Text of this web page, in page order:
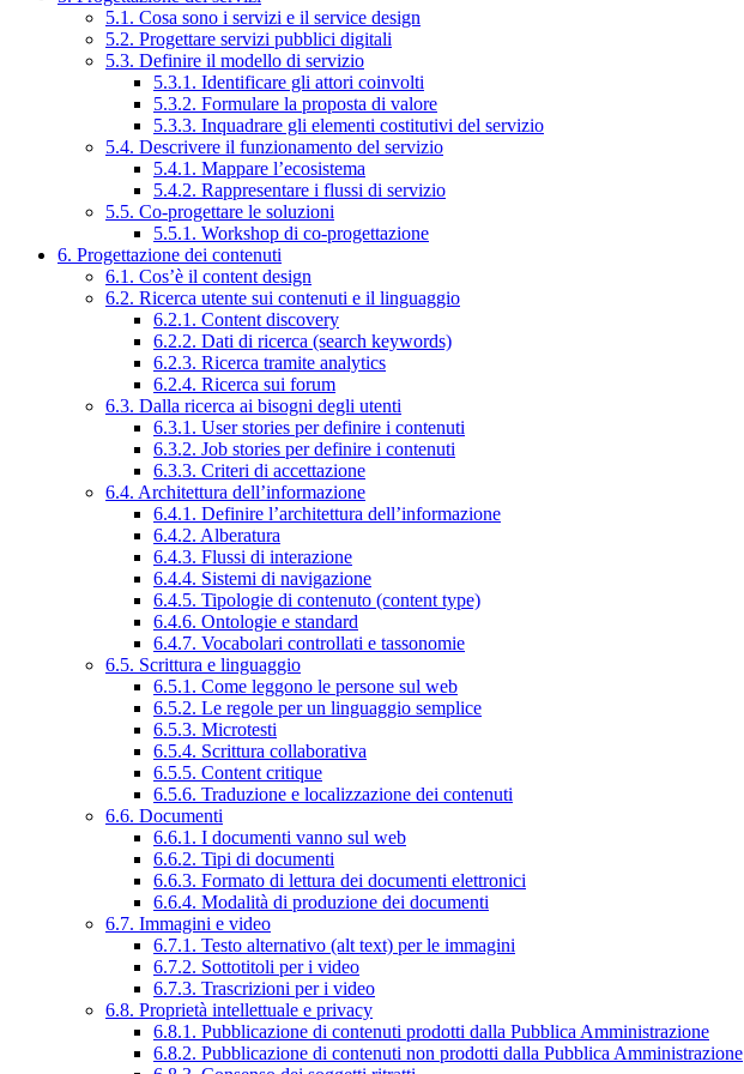
5.1. Cosa sono i servizi e il service design
5.2. Progettare servizi pubblici digitali
5.3. Definire il modello di servizio
5.3.1. Identificare gli attori coinvolti
5.3.2. Formulare la proposta di valore
5.3.3. Inquadrare gli elementi costitutivi del servizio
5.4. Descrivere il funzionamento del servizio
5.4.1. Mappare l’ecosistema
5.4.2. Rappresentare i flussi di servizio
5.5. Co-progettare le soluzioni
5.5.1. Workshop di co-progettazione
6. Progettazione dei contenuti
6.1. Cos’è il content design
6.2. Ricerca utente sui contenuti e il linguaggio
6.2.1. Content discovery
6.2.2. Dati di ricerca (search keywords)
6.2.3. Ricerca tramite analytics
6.2.4. Ricerca sui forum
6.3. Dalla ricerca ai bisogni degli utenti
6.3.1. User stories per definire i contenuti
6.3.2. Job stories per definire i contenuti
6.3.3. Criteri di accettazione
6.4. Architettura dell’informazione
6.4.1. Definire l’architettura dell’informazione
6.4.2. Alberatura
6.4.3. Flussi di interazione
6.4.4. Sistemi di navigazione
6.4.5. Tipologie di contenuto (content type)
6.4.6. Ontologie e standard
6.4.7. Vocabolari controllati e tassonomie
6.5. Scrittura e linguaggio
6.5.1. Come leggono le persone sul web
6.5.2. Le regole per un linguaggio semplice
6.5.3. Microtesti
6.5.4. Scrittura collaborativa
6.5.5. Content critique
6.5.6. Traduzione e localizzazione dei contenuti
6.6. Documenti
6.6.1. I documenti vanno sul web
6.6.2. Tipi di documenti
6.6.3. Formato di lettura dei documenti elettronici
6.6.4. Modalità di produzione dei documenti
6.7. Immagini e video
6.7.1. Testo alternativo (alt text) per le immagini
6.7.2. Sottotitoli per i video
6.7.3. Trascrizioni per i video
6.8. Proprietà intellettuale e privacy
6.8.1. Pubblicazione di contenuti prodotti dalla Pubblica Amministrazione
6.8.2. Pubblicazione di contenuti non prodotti dalla Pubblica Amministrazione